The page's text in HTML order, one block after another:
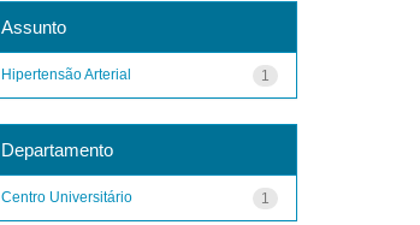
Assunto
1
Hipertensão Arterial
Departamento
1
Centro Universitário